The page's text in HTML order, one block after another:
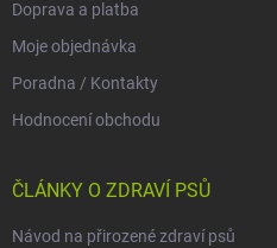
Doprava a platba
Moje objednávka
Poradna / Kontakty
Hodnocení obchodu
ČLÁNKY O ZDRAVÍ PSŮ
Návod na přirozené zdraví psů